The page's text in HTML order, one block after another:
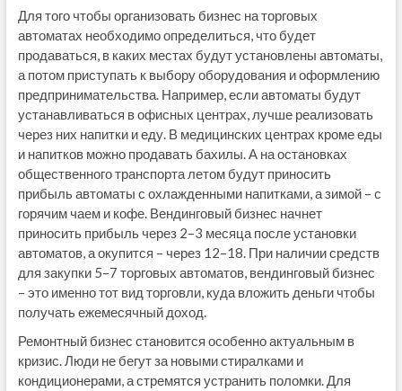
Для того чтобы организовать бизнес на торговых
автоматах необходимо определиться, что будет
продаваться, в каких местах будут установлены автоматы,
а потом приступать к выбору оборудования и оформлению
предпринимательства. Например, если автоматы будут
устанавливаться в офисных центрах, лучше реализовать
через них напитки и еду. В медицинских центрах кроме еды
и напитков можно продавать бахилы. А на остановках
общественного транспорта летом будут приносить
прибыль автоматы с охлажденными напитками, а зимой – с
горячим чаем и кофе. Вендинговый бизнес начнет
приносить прибыль через 2–3 месяца после установки
автоматов, а окупится – через 12–18. При наличии средств
для закупки 5–7 торговых автоматов, вендинговый бизнес
– это именно тот вид торговли, куда вложить деньги чтобы
получать ежемесячный доход.
Ремонтный бизнес становится особенно актуальным в
кризис. Люди не бегут за новыми стиралками и
кондиционерами, а стремятся устранить поломки. Для